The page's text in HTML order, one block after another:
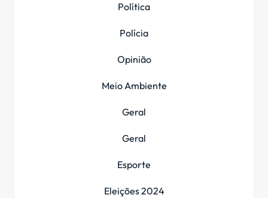
Política
Polícia
Opinião
Meio Ambiente
Geral
Geral
Esporte
Eleições 2024